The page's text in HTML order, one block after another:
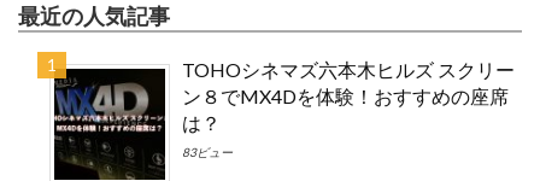
最近の人気記事
TOHOシネマズ六本木ヒルズ スクリー
ン８でMX4Dを体験！おすすめの座席
は？
83ビュー